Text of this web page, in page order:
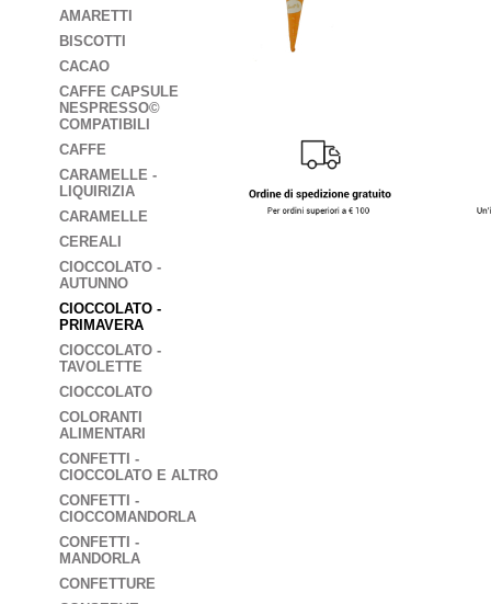
AMARETTI
BISCOTTI
CACAO
CAFFE CAPSULE
NESPRESSO©
COMPATIBILI
CAFFE
CARAMELLE -
LIQUIRIZIA
CARAMELLE
CEREALI
CIOCCOLATO -
AUTUNNO
CIOCCOLATO -
PRIMAVERA
CIOCCOLATO -
TAVOLETTE
CIOCCOLATO
COLORANTI
ALIMENTARI
CONFETTI -
CIOCCOLATO E ALTRO
CONFETTI -
CIOCCOMANDORLA
CONFETTI -
MANDORLA
CONFETTURE